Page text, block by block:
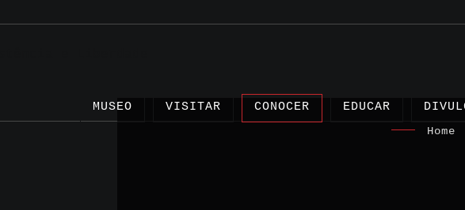
MUSEO VISITAR CONOCER EDUCAR
Home